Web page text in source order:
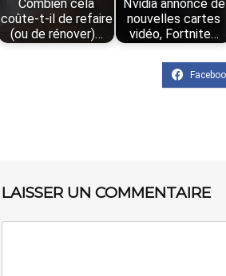
Combien cela
coûte-t-il de refaire
(ou de rénover)…
Nvidia annonce de
nouvelles cartes
vidéo, Fortnite…
LAISSER UN COMMENTAIRE